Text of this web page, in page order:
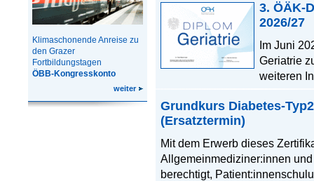
Klimaschonende Anreise zu
den Grazer
Fortbildungstagen
ÖBB-Kongresskonto
weiter
3. ÖÄK-
2026/27
Im Juni
Geriatrie
weiteren
Grundkurs Diabetes-
(Ersatztermin)
Mit dem Erwerb dieses
Allgemeinmediziner:innen
berechtigt,